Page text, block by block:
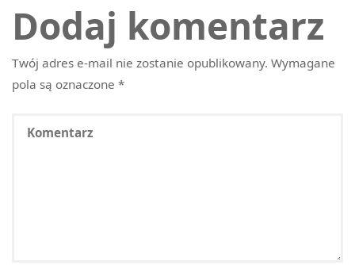
Dodaj komentarz
Twój adres e-mail nie zostanie opublikowany. Wymagane
pola są oznaczone*